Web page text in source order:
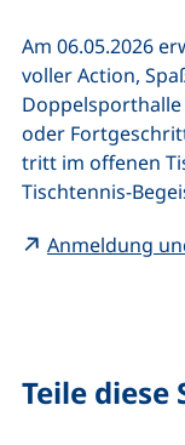
Am 06.05.2026
voller Action,
oder
tritt im offenen
Tischtennis-
Anmeldung
Teile diese